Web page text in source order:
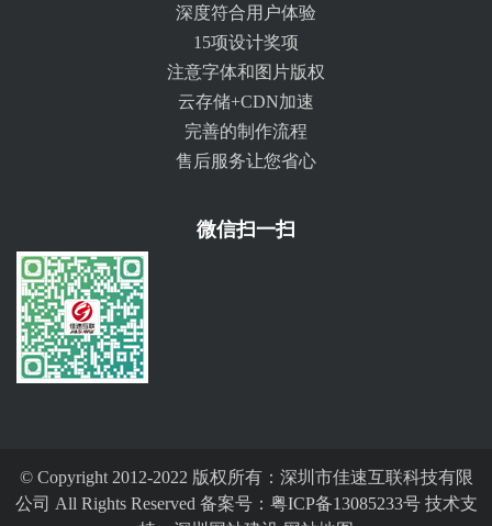
深度符合用户体验
15项设计奖项
注意字体和图片版权
云存储+CDN加速
完善的制作流程
售后服务让您省心
微信扫一扫
© Copyright 2012-2022 版权所有：深圳市佳速互联科技有限
公司 All Rights Reserved 备案号： 粤ICP备13085233号技术支